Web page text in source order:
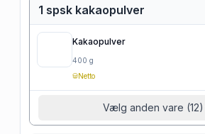
1 spsk kakaopulver
Kakaopulver
400 g
Netto
Vælg anden vare (12)